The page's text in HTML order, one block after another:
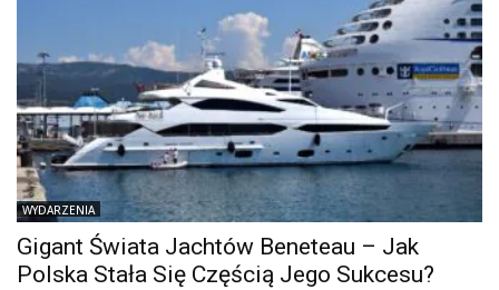
WYDARZENIA
Gigant Świata Jachtów Beneteau – Jak
Polska Stała Się Częścią Jego Sukcesu?